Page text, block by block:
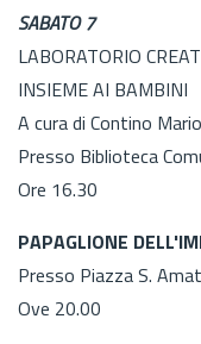
SABATO 7
LABORATORIO
INSIEME AI BAMBINI
A cura di Contino Mario
Presso Biblioteca
Ore 16.30
PAPAGLIONE
Presso Piazza S.
Ove 20.00